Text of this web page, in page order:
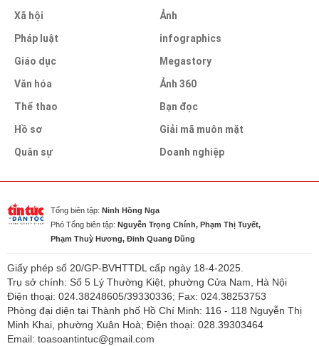
Xã hội
Pháp luật
Giáo dục
Văn hóa
Thể thao
Hồ sơ
Quân sự
Ảnh
infographics
Megastory
Ảnh 360
Bạn đọc
Giải mã muôn mặt
Doanh nghiệp
Tổng biên tập: Ninh Hồng Nga
Phó Tổng biên tập: Nguyễn Trọng Chính, Phạm Thị Tuyết,
Phạm Thuỳ Hương, Đinh Quang Dũng
Giấy phép số 20/GP-BVHTTDL cấp ngày 18-4-2025.
Trụ sở chính: Số 5 Lý Thường Kiệt, phường Cửa Nam, Hà Nội
Điện thoại: 024.38248605/39330336; Fax: 024.38253753
Phòng đại diện tại Thành phố Hồ Chí Minh: 116 - 118 Nguyễn Thị
Minh Khai, phường Xuân Hoà; Điện thoại: 028.39303464
Email: toasoantintuc@gmail.com